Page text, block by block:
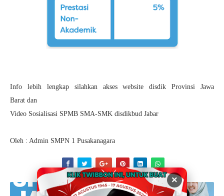
×
Info lebih lengkap silahkan akseswebsite disdik Provinsi Jawa
Barat dan
Video Sosialisasi SPMB SMA-SMK disdikbud Jabar
Oleh : Admin SMPN 1 Pusakanagara